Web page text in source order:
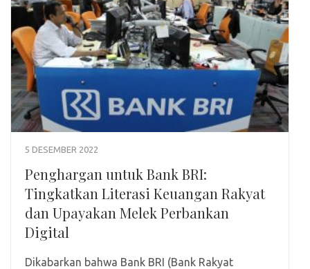
5 DESEMBER 2022
Penghargan untuk Bank BRI:
Tingkatkan Literasi Keuangan Rakyat
dan Upayakan Melek Perbankan
Digital
Dikabarkan bahwa Bank BRI (Bank Rakyat